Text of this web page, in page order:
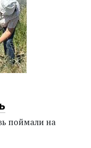
поймали на